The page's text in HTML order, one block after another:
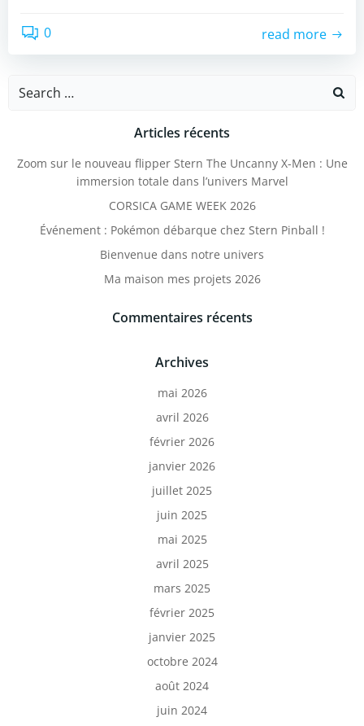
0 read more
Search
Articles récents
Zoom sur le nouveau flipper Stern The Uncanny X-Men : Une
immersion totale dans l’univers Marvel
CORSICA GAME WEEK 2026
Événement : Pokémon débarque chez Stern Pinball !
Bienvenue dans notre univers
Ma maison mes projets 2026
Commentaires récents
Archives
mai 2026
avril 2026
février 2026
janvier 2026
juillet 2025
juin 2025
mai 2025
avril 2025
mars 2025
février 2025
janvier 2025
octobre 2024
août 2024
juin 2024